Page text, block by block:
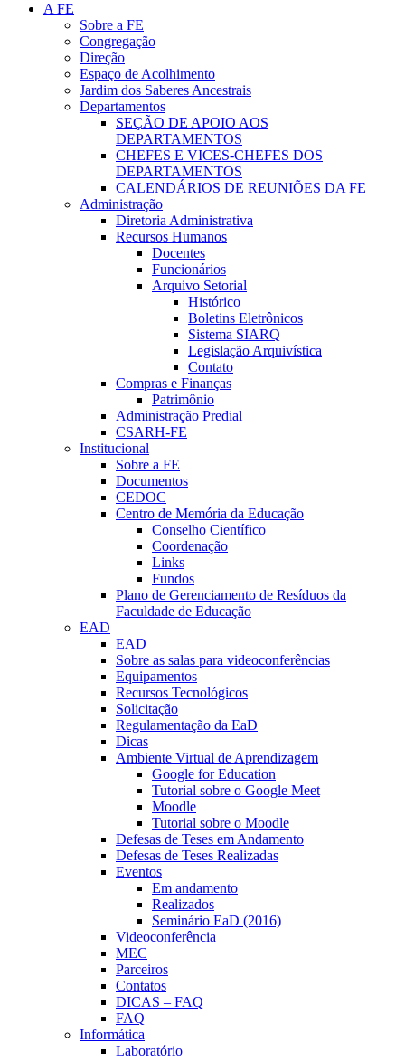
A FE
Sobre a FE
Congregação
Direção
Espaço de Acolhimento
Jardim dos Saberes Ancestrais
Departamentos
SEÇÃO DE APOIO AOS
DEPARTAMENTOS
CHEFES E VICES-CHEFES DOS
DEPARTAMENTOS
CALENDÁRIOS DE REUNIÕES DA FE
Administração
Diretoria Administrativa
Recursos Humanos
Docentes
Funcionários
Arquivo Setorial
Histórico
Boletins Eletrônicos
Sistema SIARQ
Legislação Arquivística
Contato
Compras e Finanças
Patrimônio
Administração Predial
CSARH-FE
Institucional
Sobre a FE
Documentos
CEDOC
Centro de Memória da Educação
Conselho Científico
Coordenação
Links
Fundos
Plano de Gerenciamento de Resíduos da
Faculdade de Educação
EAD
EAD
Sobre as salas para videoconferências
Equipamentos
Recursos Tecnológicos
Solicitação
Regulamentação da EaD
Dicas
Ambiente Virtual de Aprendizagem
Google for Education
Tutorial sobre o Google Meet
Moodle
Tutorial sobre o Moodle
Defesas de Teses em Andamento
Defesas de Teses Realizadas
Eventos
Em andamento
Realizados
Seminário EaD (2016)
Videoconferência
MEC
Parceiros
Contatos
DICAS – FAQ
FAQ
Informática
Laboratório